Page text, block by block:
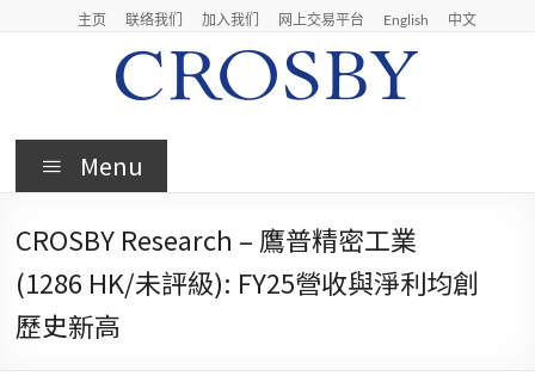
主页 联络我们 加入我们 网上交易平台 English 中文
Crosby
Crosby
Limited
Menu
CROSBY Research – 鷹普精密工業
(1286 HK/未評級): FY25營收與淨利均創
歷史新高